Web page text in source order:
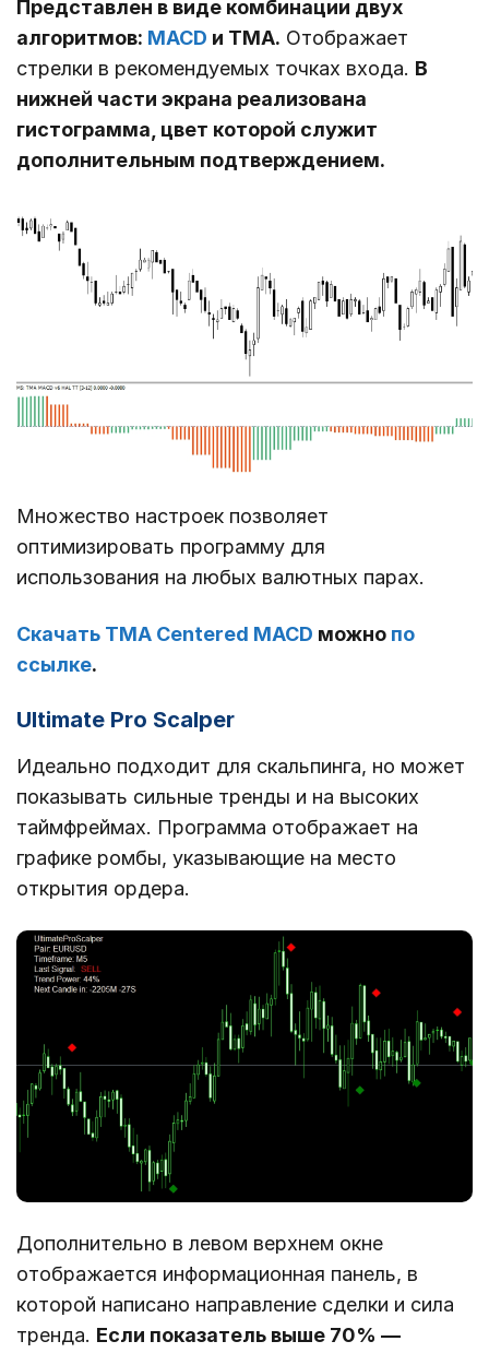
Представлен в виде комбинации двух
алгоритмов: MACD и TMA. Отображает
стрелки в рекомендуемых точках входа. В
нижней части экрана реализована
гистограмма, цвет которой служит
дополнительным подтверждением.
Множество настроек позволяет
оптимизировать программу для
использования на любых валютных парах.
Скачать TMA Centered MACD можно по
ссылке.
Ultimate Pro Scalper
Идеально подходит для скальпинга, но может
показывать сильные тренды и на высоких
таймфреймах. Программа отображает на
графике ромбы, указывающие на место
открытия ордера.
Дополнительно в левом верхнем окне
отображается информационная панель, в
которой написано направление сделки и сила
тренда. Если показатель выше 70% ―